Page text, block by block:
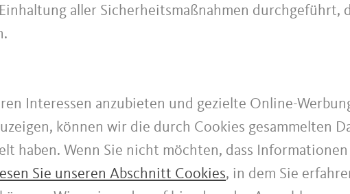
aller Sicherheitsmaßnahmen durchgeführt,
Interessen anzubieten und gezielte Online-
können wir die durch Cookies gesammelten
haben. Wenn Sie nicht möchten, dass
lesen Sie unseren Abschnitt Cookies, in dem Sie